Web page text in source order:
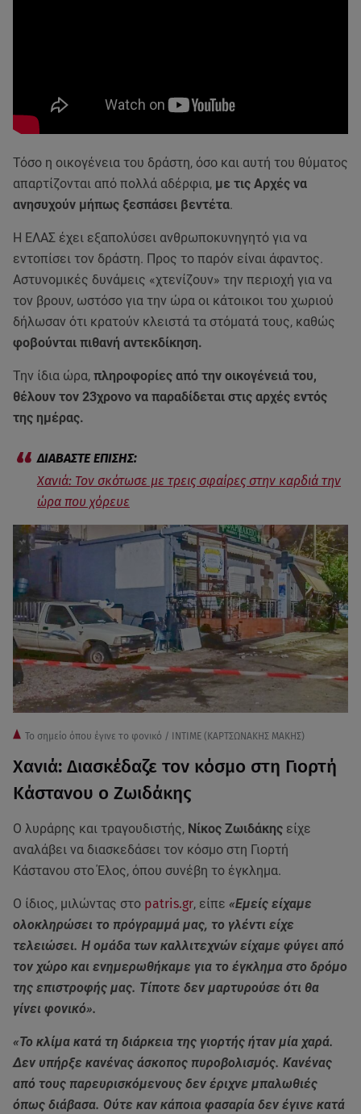
Τόσο η οικογένεια του δράστη, όσο και αυτή του θύματος
απαρτίζονται από πολλά αδέρφια, με τις Αρχές να
ανησυχούν μήπως ξεσπάσει βεντέτα.
Η ΕΛΑΣ έχει εξαπολύσει ανθρωποκυνηγητό για να
εντοπίσει τον δράστη. Προς το παρόν είναι άφαντος.
Αστυνομικές δυνάμεις «χτενίζουν» την περιοχή για να
τον βρουν, ωστόσο για την ώρα οι κάτοικοι του χωριού
δήλωσαν ότι κρατούν κλειστά τα στόματά τους, καθώς
φοβούνται πιθανή αντεκδίκηση.
Την ίδια ώρα, πληροφορίες από την οικογένειά του,
θέλουν τον 23χρονο να παραδίδεται στις αρχές εντός
της ημέρας.
Χανιά: Τον σκότωσε με τρεις σφαίρες στην καρδιά την
ώρα που χόρευε
Το σημείο όπου έγινε το φονικό / ΙΝΤΙΜΕ (ΚΑΡΤΣΩΝΑΚΗΣ ΜΑΚΗΣ)
Χανιά: Διασκέδαζε τον κόσμο στη Γιορτή
Κάστανου ο Ζωιδάκης
Ο λυράρης και τραγουδιστής, Νίκος Ζωιδάκης είχε
αναλάβει να διασκεδάσει τον κόσμο στη Γιορτή
Κάστανου στο Έλος, όπου συνέβη το έγκλημα.
Ο ίδιος, μιλώντας στο patris.gr, είπε «Εμείς είχαμε
ολοκληρώσει το πρόγραμμά μας, το γλέντι είχε
τελειώσει. Η ομάδα των καλλιτεχνών είχαμε φύγει από
τον χώρο και ενημερωθήκαμε για το έγκλημα στο δρόμο
της επιστροφής μας. Τίποτε δεν μαρτυρούσε ότι θα
γίνει φονικό».
«Το κλίμα κατά τη διάρκεια της γιορτής ήταν μία χαρά.
Δεν υπήρξε κανένας άσκοπος πυροβολισμός. Κανένας
από τους παρευρισκόμενους δεν έριχνε μπαλωθιές
όπως διάβασα. Ούτε καν κάποια φασαρία δεν έγινε κατά